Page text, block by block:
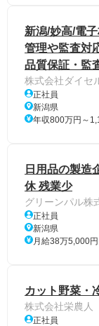
新潟/妙高/電
管理や監査対
品質保証・監
株式会社ダイセ
正社員
新潟県
年収800万円～
日用品の製造
休 残業少
グリーンパル株
正社員
新潟県
月給38万5,000
カット野菜・
株式会社栄農人
正社員